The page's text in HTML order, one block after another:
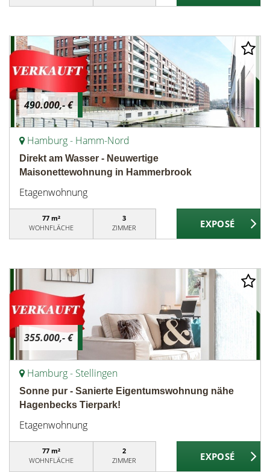
490.000,- €
Hamburg - Hamm-Nord
Direkt am Wasser - Neuwertige
Maisonettewohnung in Hammerbrook
Etagenwohnung
77 m²
WOHNFLÄCHE
3
ZIMMER
355.000,- €
Hamburg - Stellingen
Sonne pur - Sanierte Eigentumswohnung nähe
Hagenbecks Tierpark!
Etagenwohnung
77 m²
WOHNFLÄCHE
2
ZIMMER